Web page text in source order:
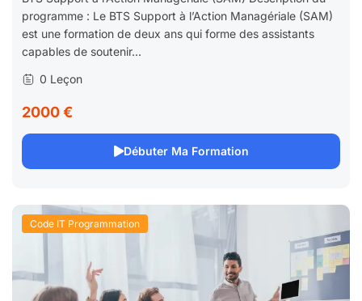
programme : Le BTS Support à l’Action Managériale (SAM)
est une formation de deux ans qui forme des assistants
capables de soutenir...
0 Leçon
2000 €
Débuter Ma Formation
Code IT Programmation